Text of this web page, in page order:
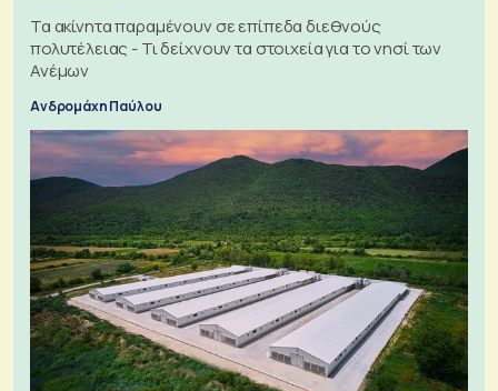
Τα ακίνητα παραμένουν σε επίπεδα διεθνούς
πολυτέλειας - Τι δείχνουν τα στοιχεία για το νησί των
Ανέμων
Ανδρομάχη Παύλου